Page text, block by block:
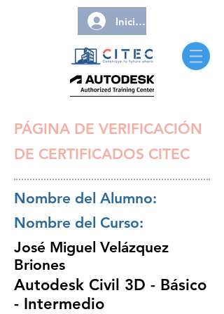
Iniciar sesión
PÁGINA DE VERIFICACIÓN
DE CERTIFICADOS CITEC
Nombre del Alumno:
Nombre del Curso:
José Miguel Velázquez
Briones
Autodesk Civil 3D - Básico
- Intermedio